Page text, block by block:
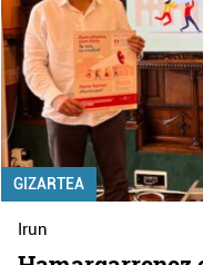
GIZARTEA
Irun